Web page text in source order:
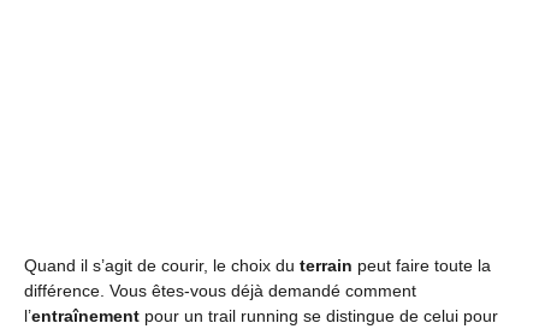
Quand il s’agit de courir, le choix du terrain peut faire toute la
différence. Vous êtes-vous déjà demandé comment
l’entraînement pour un trail running se distingue de celui pour